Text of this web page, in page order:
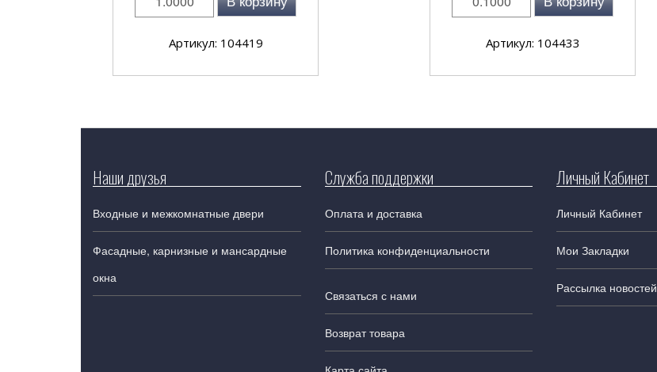
Артикул: 104419 Артикул: 104433
Наши друзья
Входные и межкомнатные двери
Фасадные, карнизные и мансардные
окна
Служба поддержки
Оплата и доставка
Политика конфиденциальности
Связаться с нами
Возврат товара
Личный Кабинет
Личный Кабинет
Мои Закладки
Рассылка новостей